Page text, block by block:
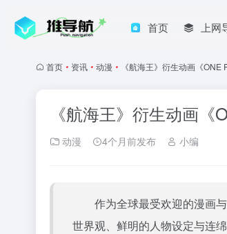
首页 上网
首页 • 资讯 • 动漫 • 《航海王》衍生动画《ONE
《航海王》衍生动画
动漫 4个月前发布 小编
作为全球最受欢迎的漫画与
世界观、鲜明的人物设定与连